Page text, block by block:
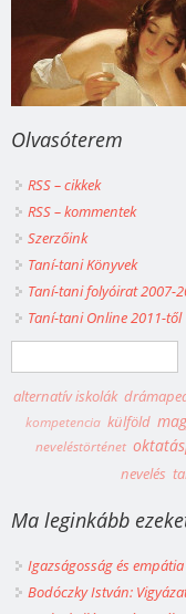
Olvasóterem
RSS – cikkek
RSS – kommentek
Szerzőink
Taní-tani Könyvek
Taní-tani folyóirat 2007-
Taní-tani Online 2011-től
Keresés űrlap
Keresés
alternatív iskolák
kompetencia külföld
neveléstörténet
nevelés
Ma leginkább
Igazságosság és empátia
Bodóczky István: